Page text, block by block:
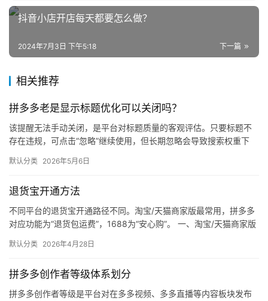
跨
境
商
自
体
社
区
抖音小店开店每天都要怎么做？
下一篇
2024年7月3日 下午5:18
相关推荐
拼多多老是显示标题优化可以关闭吗？
该提醒无法手动关闭，是平台对标题质量的客观评估。只要标题不
存在违规，可点击“忽略”继续使用，但长期忽略会导致搜索权重下
默认分类 2026年5月6日
退货宝开通方法
不同平台的退货宝开通路径不同。淘宝/天猫商家版最常用，拼多多
对应功能为“退货包运费”，1688为“安心购”。 一、淘宝/天猫商家版
默认分类 2026年4月28日
拼多多创作者等级体系划分
拼多多创作者等级是平台对在多多视频、多多直播等内容板块发布